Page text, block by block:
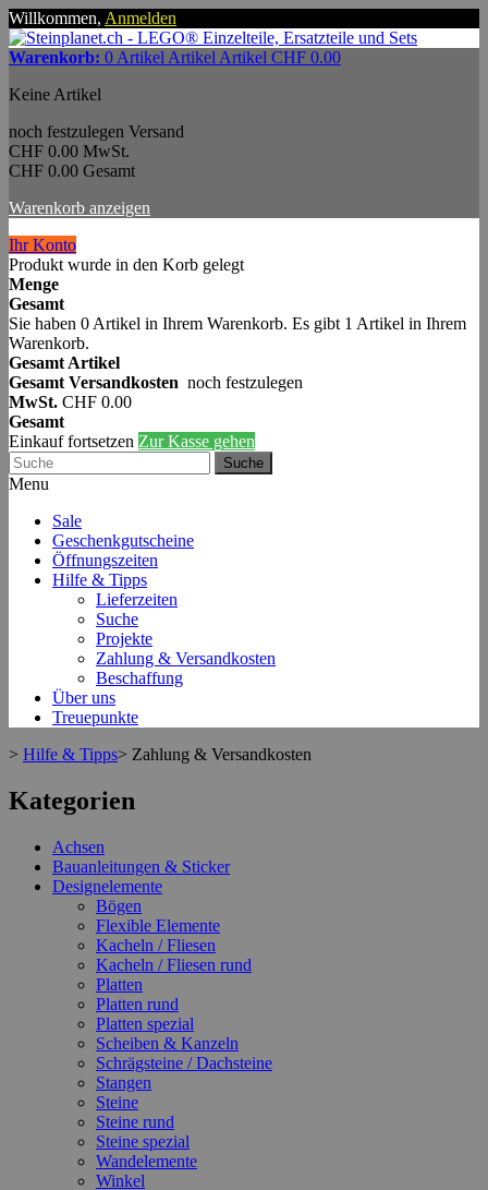
Willkommen, Anmelden
Warenkorb: 0 Artikel Artikel Artikel CHF 0.00
Keine Artikel
noch festzulegen Versand
CHF 0.00 MwSt.
CHF 0.00 Gesamt
Warenkorb anzeigen
Ihr Konto
Produkt wurde in den Korb gelegt
Menge
Gesamt
Sie haben 0 Artikel in Ihrem Warenkorb. Es gibt 1 Artikel in Ihrem
Warenkorb.
Gesamt Artikel
Gesamt Versandkosten noch festzulegen
MwSt. CHF 0.00
Gesamt
Einkauf fortsetzen Zur Kasse gehen
Suche
Menu
Sale
Geschenkgutscheine
Öffnungszeiten
Hilfe & Tipps
Lieferzeiten
Suche
Projekte
Zahlung & Versandkosten
Beschaffung
Über uns
Treuepunkte
> Hilfe & Tipps> Zahlung & Versandkosten
Kategorien
Achsen
Bauanleitungen & Sticker
Designelemente
Bögen
Flexible Elemente
Kacheln / Fliesen
Kacheln / Fliesen rund
Platten
Platten rund
Platten spezial
Scheiben & Kanzeln
Schrägsteine / Dachsteine
Stangen
Steine
Steine rund
Steine spezial
Wandelemente
Winkel